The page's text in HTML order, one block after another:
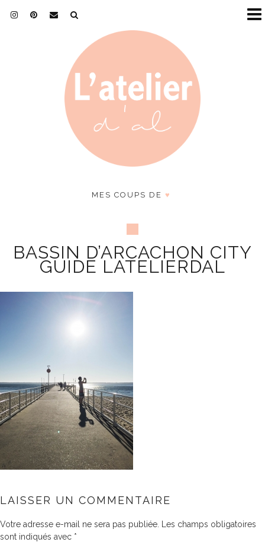
MES COUPS DE ♥
BASSIN D’ARCACHON CITY
GUIDE LATELIERDAL
LAISSER UN COMMENTAIRE
Votre adresse e-mail ne sera pas publiée.
Les champs obligatoires
sont indiqués avec *